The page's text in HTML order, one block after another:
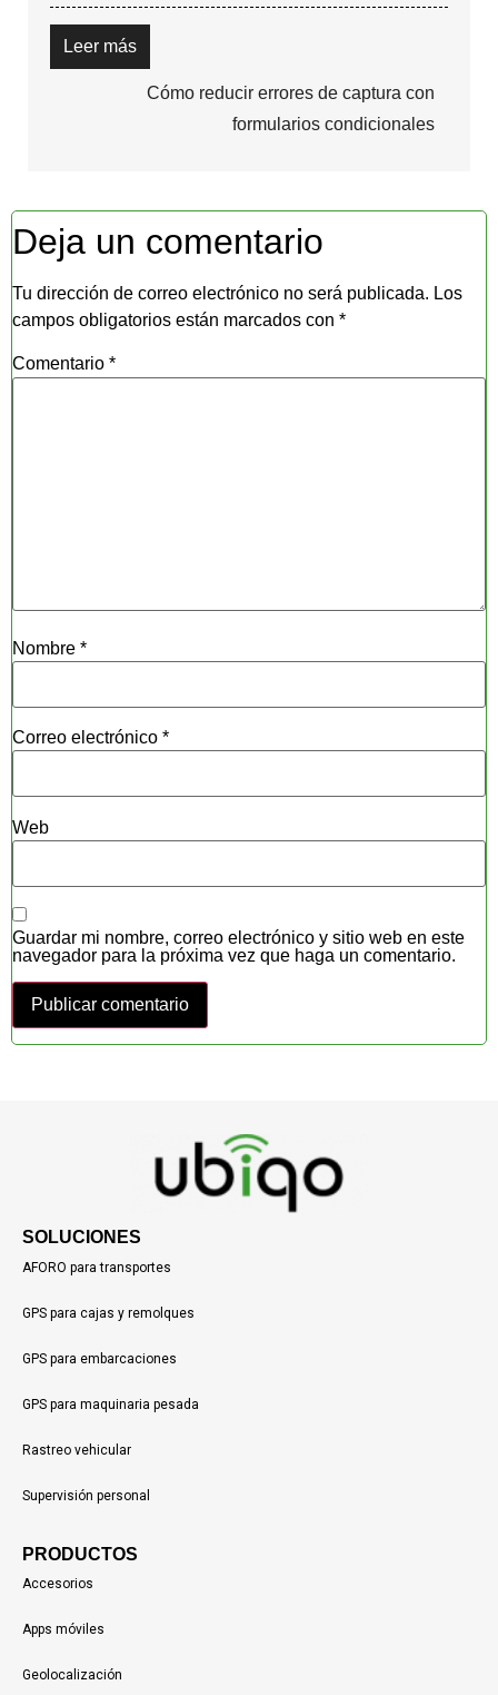
Leer más
Cómo reducir errores de captura con
formularios condicionales
Deja un comentario
Tu dirección de correo electrónico no será publicada. Los
campos obligatorios están marcados con *
Comentario *
Nombre *
Correo electrónico *
Web
Guardar mi nombre, correo electrónico y sitio web en este
navegador para la próxima vez que haga un comentario.
SOLUCIONES
AFORO para transportes
GPS para cajas y remolques
GPS para embarcaciones
GPS para maquinaria pesada
Rastreo vehicular
Supervisión personal
PRODUCTOS
Accesorios
Apps móviles
Geolocalización